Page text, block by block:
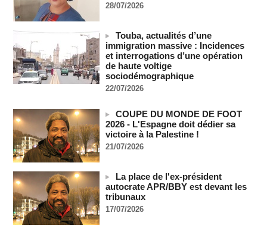
Tunisie : le mouvement Ennahdha alerte sur l'état de santé
de Rached Ghannouchi
10/08/2026 -
Gaborone et Prétoria renforcent leur coopération militaire
10/08/2026 -
Un ex-otage allemand kidnappé au Niger récupéré par les
services de sécurité algériens
Le pape Léon XIV appelle à l’ouverture de couloirs
humanitaires au Soudan
10/08/2026 -
Le pape Léon XIV appelle à l’ouverture de couloirs
humanitaires au Soudan
10/08/2026 -
Guinée : L’activiste Bella Bah porté disparu après son
interpellation dans une école
10/08/2026 -
28/07/2026
Touba, actualités d’une
immigration massive : Incidences
et interrogations d’une opération
de haute voltige
sociodémographique
22/07/2026
COUPE DU MONDE DE FOOT
2026 - L'Espagne doit dédier sa
victoire à la Palestine !
21/07/2026
La place de l'ex-président
autocrate APR/BBY est devant les
tribunaux
17/07/2026